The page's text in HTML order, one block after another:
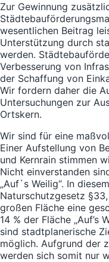
Zur Gewinnung
wesentlichen Beitrag
Unterstützung durch
werden.
Verbesserung von
der Schaffung von
Wir fordern daher die
Untersuchungen zur
Ortskern.
Wir sind für eine
Einer Aufstellung von
und Kernrain stimmen
Nicht einverstanden
„Auf`s Weilig“. In
Naturschutzgesetz
großen Fläche eine
14 % der Fläche „Auf’s
sind stadtplanerische
möglich. Aufgrund der
werden sich somit nur